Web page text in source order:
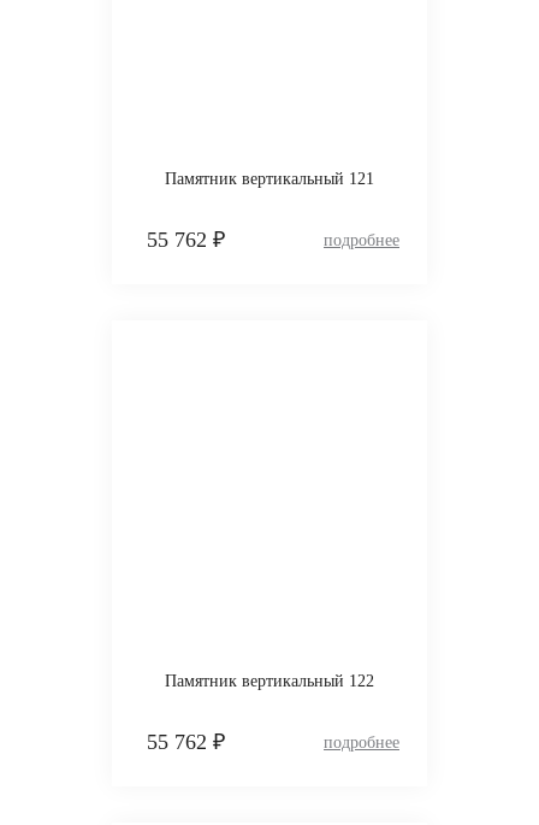
Памятник вертикальный 121
55 762 ₽
Памятник вертикальный 122
55 762 ₽